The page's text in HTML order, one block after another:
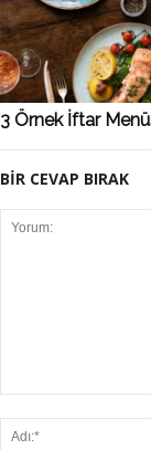
3 Örnek İftar
BİR CEVAP BIRAK